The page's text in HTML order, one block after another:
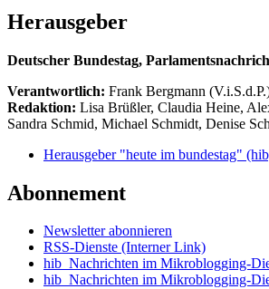
Herausgeber
Deutscher Bundestag,
Verantwortlich: Frank Bergmann
Redaktion: Lisa Brüßler, Claudia Heine,
Sandra Schmid, Michael Schmidt, Denise
Herausgeber "heute im bundestag"
Abonnement
Newsletter abonnieren
RSS-Dienste (Interner Link)
hib_Nachrichten im Mikroblogging-
hib_Nachrichten im Mikroblogging-